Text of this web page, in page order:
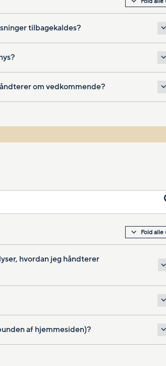
tilbagekaldes?
om vedkommende?
Fold alle
hvordan jeg håndterer
af hjemmesiden)?